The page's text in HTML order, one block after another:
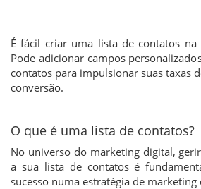
É fácil criar uma lista de contatos na
Pode adicionar campos
contatos para impulsionar suas taxas
conversão.
O que é uma lista de contatos?
No universo do marketing digital,
a sua lista de contatos é
sucesso numa estratégia de marketing